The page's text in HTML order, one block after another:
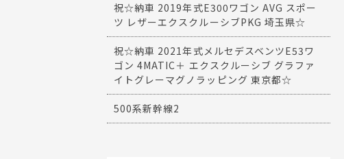
祝☆納車 2019年式E300ワゴン AVG スポー
ツ レザーエクスクルーシブPKG 埼玉県☆
祝☆納車 2021年式メルセデスベンツE53ワ
ゴン 4MATIC＋ エクスクルーシブ グラファ
イトグレーマグノラッピング 東京都☆
500系新幹線2